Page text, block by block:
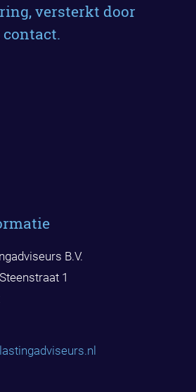
versterkt door
B.V.
1
ingadviseurs.nl